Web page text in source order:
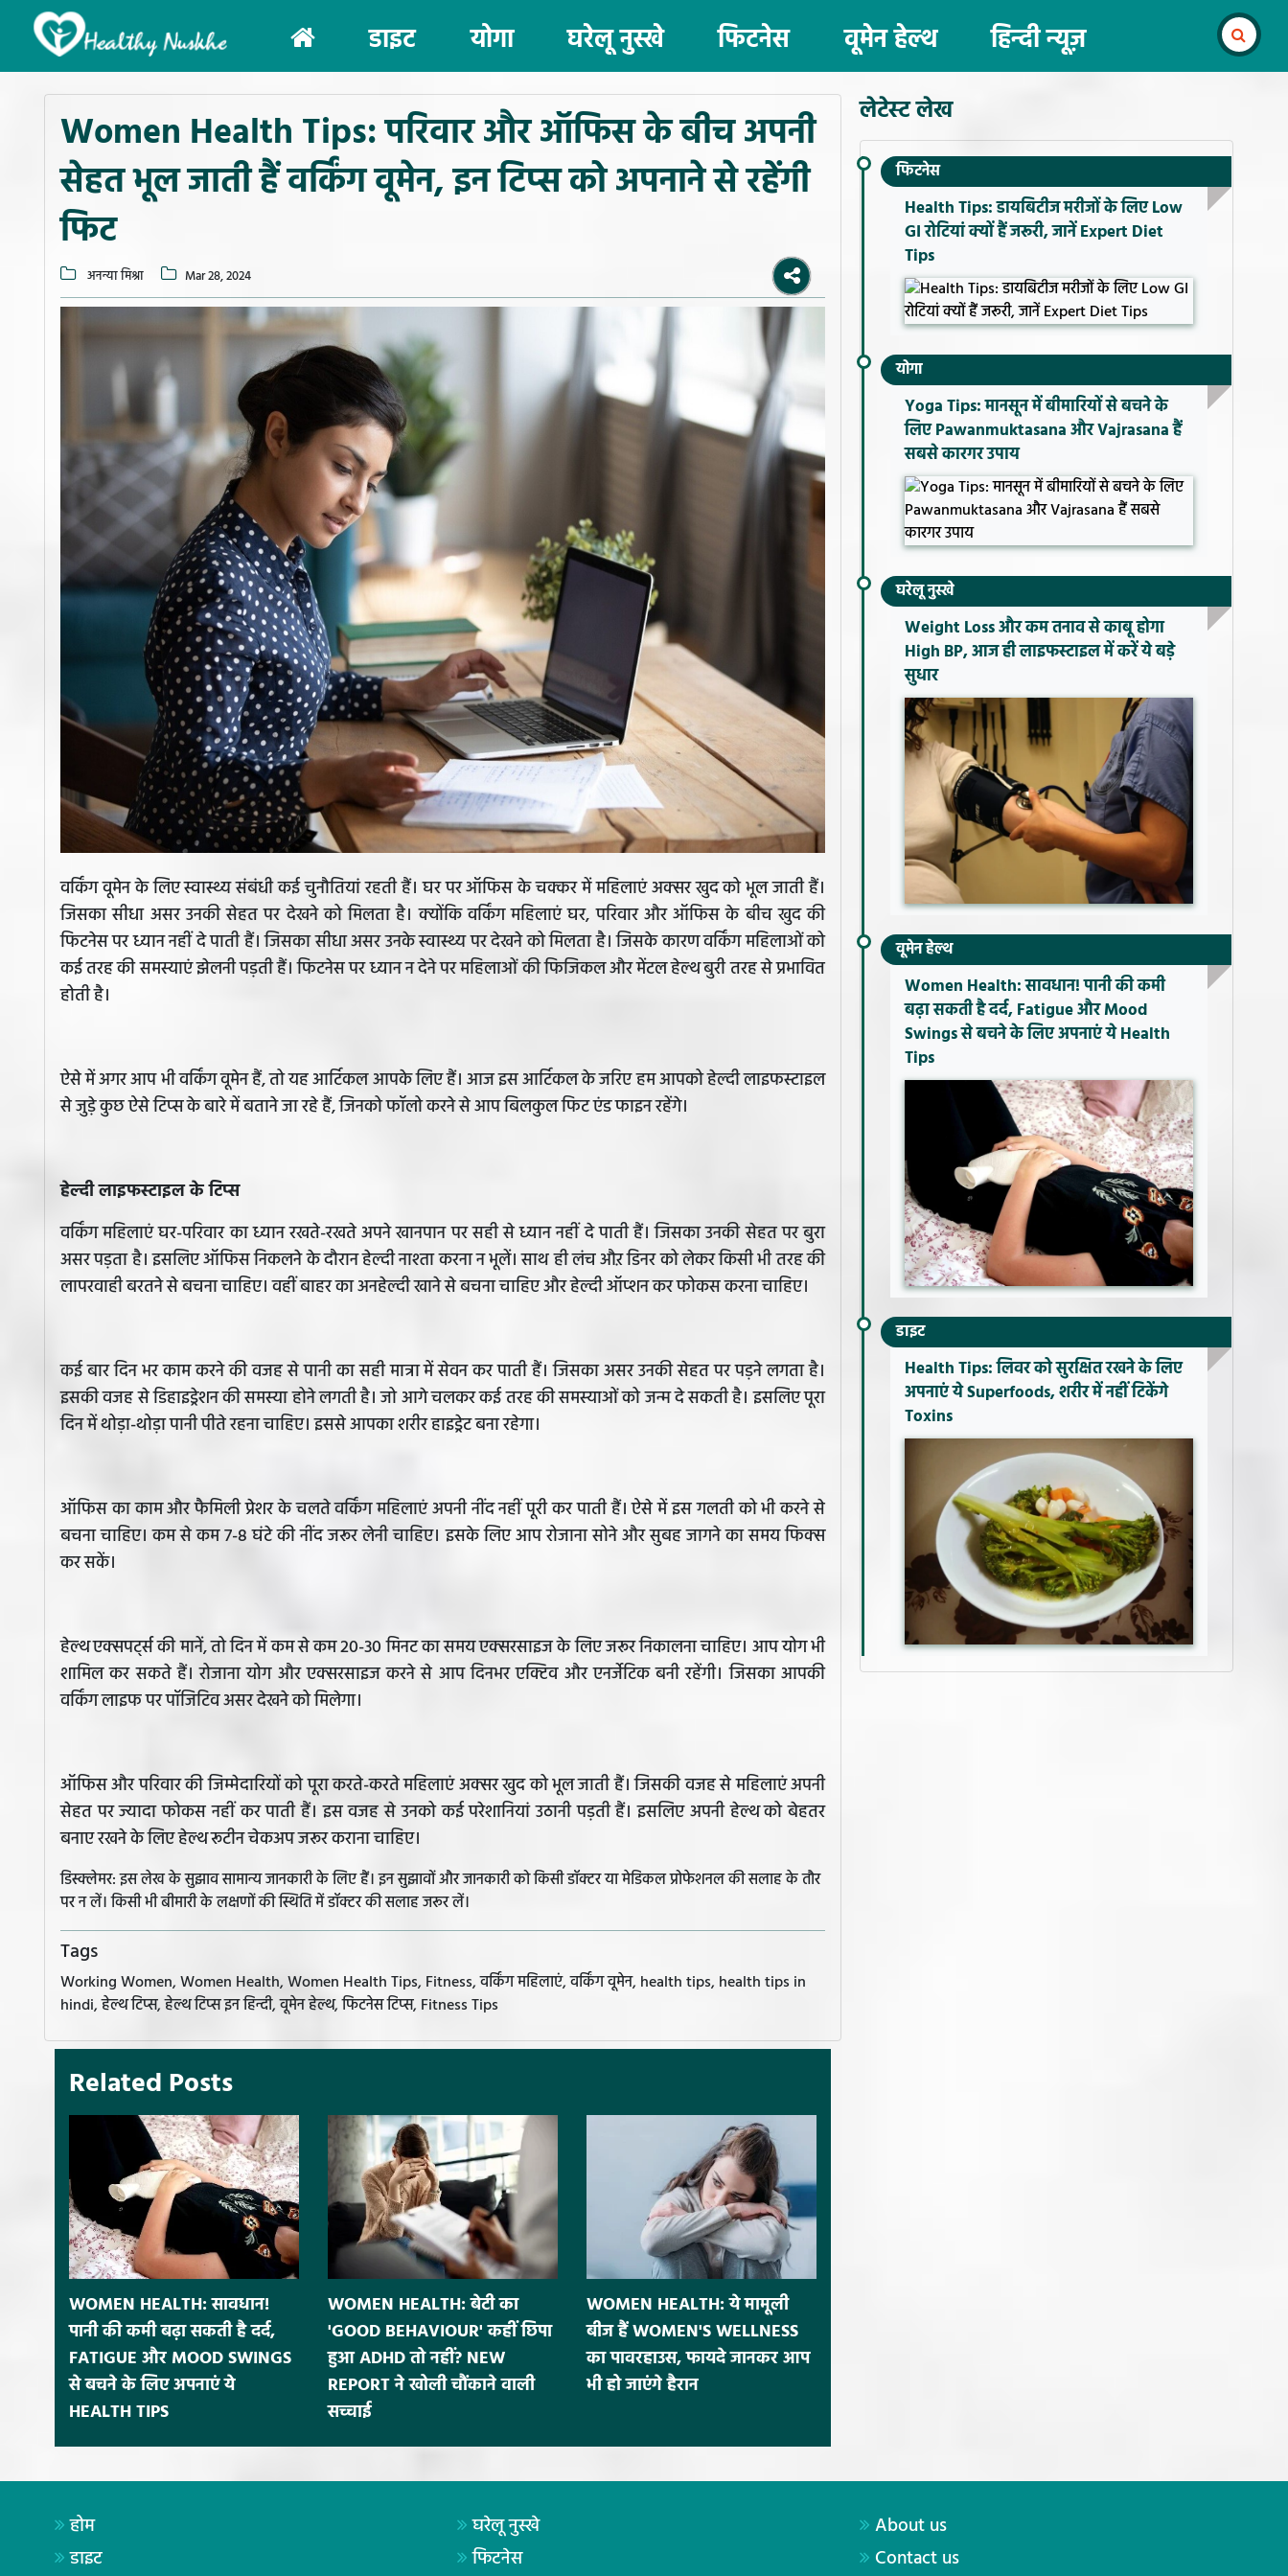
(current)
डाइट योगा घरेलू नुस्खे फिटनेस वूमेन हेल्थ हिन्दी न्यूज़
Women Health Tips: परिवार और ऑफिस के बीच अपनी
सेहत भूल जाती हैं वर्किंग वूमेन, इन टिप्स को अपनाने से रहेंगी
फिट
अनन्या मिश्रा Mar 28, 2024
वर्किंग वूमेन के लिए स्वास्थ्य संबंधी कई चुनौतियां रहती हैं। घर पर ऑफिस के चक्कर में महिलाएं अक्सर खुद को भूल जाती हैं।
जिसका सीधा असर उनकी सेहत पर देखने को मिलता है। क्योंकि वर्किंग महिलाएं घर, परिवार और ऑफिस के बीच खुद की
फिटनेस पर ध्यान नहीं दे पाती हैं। जिसका सीधा असर उनके स्वास्थ्य पर देखने को मिलता है। जिसके कारण वर्किंग महिलाओं को
कई तरह की समस्याएं झेलनी पड़ती हैं। फिटनेस पर ध्यान न देने पर महिलाओं की फिजिकल और मेंटल हेल्थ बुरी तरह से प्रभावित
होती है।
ऐसे में अगर आप भी वर्किंग वूमेन हैं, तो यह आर्टिकल आपके लिए हैं। आज इस आर्टिकल के जरिए हम आपको हेल्दी लाइफस्टाइल
से जुड़े कुछ ऐसे टिप्स के बारे में बताने जा रहे हैं, जिनको फॉलो करने से आप बिलकुल फिट एंड फाइन रहेंगे।
हेल्दी लाइफस्टाइल के टिप्स
वर्किंग महिलाएं घर-परिवार का ध्यान रखते-रखते अपने खानपान पर सही से ध्यान नहीं दे पाती हैं। जिसका उनकी सेहत पर बुरा
असर पड़ता है। इसलिए ऑफिस निकलने के दौरान हेल्दी नाश्ता करना न भूलें। साथ ही लंच औऱ डिनर को लेकर किसी भी तरह की
लापरवाही बरतने से बचना चाहिए। वहीं बाहर का अनहेल्दी खाने से बचना चाहिए और हेल्दी ऑप्शन कर फोकस करना चाहिए।
कई बार दिन भर काम करने की वजह से पानी का सही मात्रा में सेवन कर पाती हैं। जिसका असर उनकी सेहत पर पड़ने लगता है।
इसकी वजह से डिहाइड्रेशन की समस्या होने लगती है। जो आगे चलकर कई तरह की समस्याओं को जन्म दे सकती है। इसलिए पूरा
दिन में थोड़ा-थोड़ा पानी पीते रहना चाहिए। इससे आपका शरीर हाइड्रेट बना रहेगा।
ऑफिस का काम और फैमिली प्रेशर के चलते वर्किंग महिलाएं अपनी नींद नहीं पूरी कर पाती हैं। ऐसे में इस गलती को भी करने से
बचना चाहिए। कम से कम 7-8 घंटे की नींद जरूर लेनी चाहिए। इसके लिए आप रोजाना सोने और सुबह जागने का समय फिक्स
कर सकें।
हेल्थ एक्सपर्ट्स की मानें, तो दिन में कम से कम 20-30 मिनट का समय एक्सरसाइज के लिए जरूर निकालना चाहिए। आप योग भी
शामिल कर सकते हैं। रोजाना योग और एक्सरसाइज करने से आप दिनभर एक्टिव और एनर्जेटिक बनी रहेंगी। जिसका आपकी
वर्किंग लाइफ पर पॉजिटिव असर देखने को मिलेगा।
ऑफिस और परिवार की जिम्मेदारियों को पूरा करते-करते महिलाएं अक्सर खुद को भूल जाती हैं। जिसकी वजह से महिलाएं अपनी
सेहत पर ज्यादा फोकस नहीं कर पाती हैं। इस वजह से उनको कई परेशानियां उठानी पड़ती हैं। इसलिए अपनी हेल्थ को बेहतर
बनाए रखने के लिए हेल्थ रूटीन चेकअप जरूर कराना चाहिए।
डिस्क्लेमर: इस लेख के सुझाव सामान्य जानकारी के लिए हैं। इन सुझावों और जानकारी को किसी डॉक्टर या मेडिकल प्रोफेशनल की सलाह के तौर
पर न लें। किसी भी बीमारी के लक्षणों की स्थिति में डॉक्टर की सलाह जरूर लें।
Tags
Working Women, Women Health, Women Health Tips, Fitness, वर्किंग महिलाएं, वर्किंग वूमेन, health tips, health tips in
hindi, हेल्थ टिप्स, हेल्थ टिप्स इन हिन्दी, वूमेन हेल्थ, फिटनेस टिप्स, Fitness Tips
Related Posts
WOMEN HEALTH: सावधान!
पानी की कमी बढ़ा सकती है दर्द,
FATIGUE और MOOD SWINGS
से बचने के लिए अपनाएं ये
HEALTH TIPS
WOMEN HEALTH: बेटी का
'GOOD BEHAVIOUR' कहीं छिपा
हुआ ADHD तो नहीं? NEW
REPORT ने खोली चौंकाने वाली
सच्चाई
WOMEN HEALTH: ये मामूली
बीज हैं WOMEN'S WELLNESS
का पावरहाउस, फायदे जानकर आप
भी हो जाएंगे हैरान
लेटेस्ट लेख
फिटनेस
Health Tips: डायबिटीज मरीजों के लिए Low
GI रोटियां क्यों हैं जरूरी, जानें Expert Diet
Tips
योगा
Yoga Tips: मानसून में बीमारियों से बचने के
लिए Pawanmuktasana और Vajrasana हैं
सबसे कारगर उपाय
घरेलू नुस्खे
Weight Loss और कम तनाव से काबू होगा
High BP, आज ही लाइफस्टाइल में करें ये बड़े
सुधार
वूमेन हेल्थ
Women Health: सावधान! पानी की कमी
बढ़ा सकती है दर्द, Fatigue और Mood
Swings से बचने के लिए अपनाएं ये Health
Tips
डाइट
Health Tips: लिवर को सुरक्षित रखने के लिए
अपनाएं ये Superfoods, शरीर में नहीं टिकेंगे
Toxins
होम
डाइट
घरेलू नुस्खे
फिटनेस
About us
Contact us